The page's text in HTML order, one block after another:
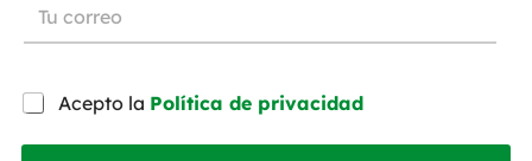
Acepto la Política de privacidad